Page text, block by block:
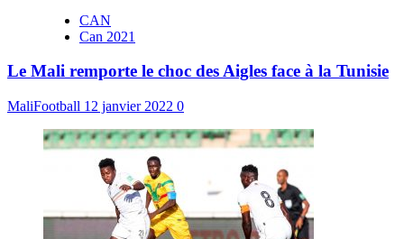
CAN
Can 2021
Le Mali remporte le choc des Aigles face à la Tunisie
MaliFootball 12 janvier 2022 0